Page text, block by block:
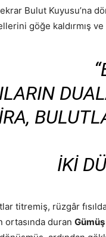
Bulut Kuyusu’na
göğe kaldırmış
İKI
titremiş, rüzgâr
duran